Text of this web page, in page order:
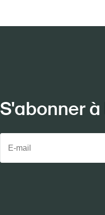
S'abonner